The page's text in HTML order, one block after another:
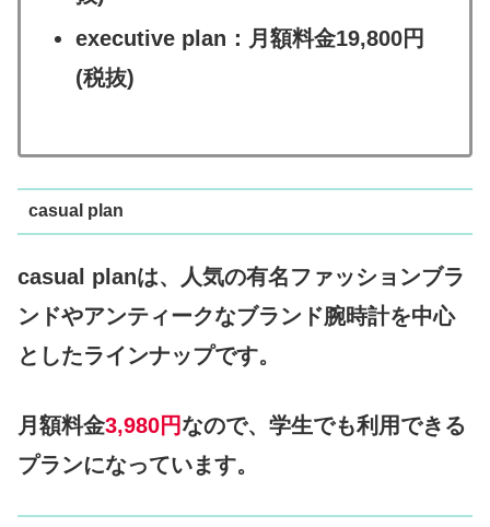
executive plan：月額料金19,800円
(税抜)
casual plan
casual planは、人気の有名ファッションブラ
ンドやアンティークなブランド腕時計を中心
としたラインナップです。
月額料金3,980円なので、学生でも利用できる
プランになっています。